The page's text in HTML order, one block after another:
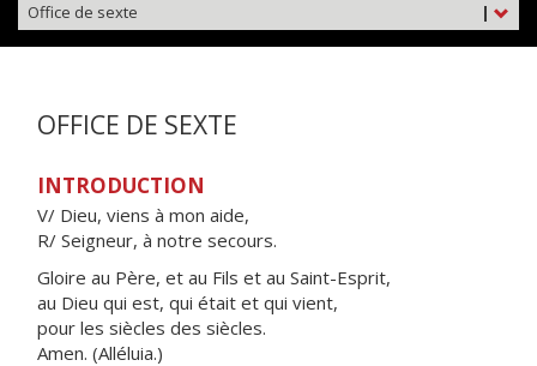
|
Office de sexte
OFFICE DE SEXTE
INTRODUCTION
V/ Dieu, viens à mon aide,
R/ Seigneur, à notre secours.
Gloire au Père, et au Fils et au Saint-Esprit,
au Dieu qui est, qui était et qui vient,
pour les siècles des siècles.
Amen. (Alléluia.)